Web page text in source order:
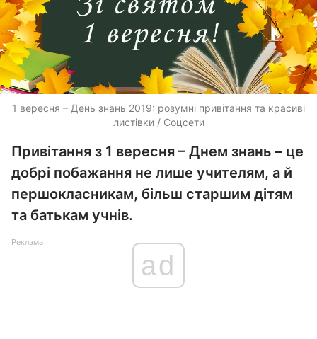
1 вересня – День знань 2019: розумні привітання та красиві
листівки / Соцсети
Привітання з 1 вересня – Днем знань – це
добрі побажання не лише учителям, а й
першокласникам, більш старшим дітям
та батькам учнів.
Реклама
ad